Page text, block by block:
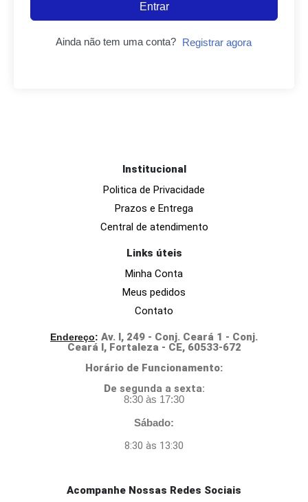
Entrar
Ainda não tem uma conta? Registrar agora
Institucional
Politica de Privacidade
Prazos e Entrega
Central de atendimento
Links úteis
Minha Conta
Meus pedidos
Contato
Endereço: Av. I, 249 - Conj. Ceará 1 - Conj.
Ceará I, Fortaleza - CE, 60533-672
Horário de Funcionamento:
De segunda a sexta:
8:30 às 17:30
Sábado:
8:30 às 13:30
Acompanhe Nossas Redes Sociais